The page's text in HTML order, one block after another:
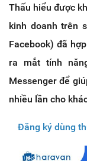
Thấu hiểu được
kinh doanh trên
Facebook) đã
ra mắt tính
Messenger để
nhiều lần cho
Đăng ký dùng